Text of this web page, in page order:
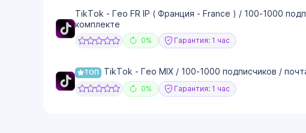
TikTok - Гео FR IP ( Франция - France ) / 100-1000
комплекте
0% Гарантия: 1 час
ТОП TikTok - Гео MIX / 100-1000 подписчиков /
0% Гарантия: 1 час